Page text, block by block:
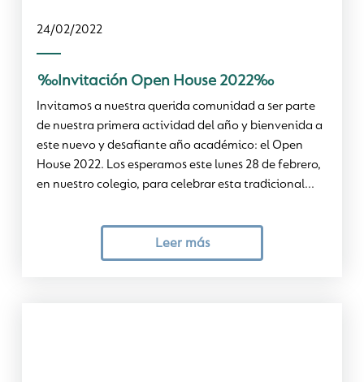
24/02/2022
‰Invitación Open House 2022‰
Invitamos a nuestra querida comunidad a ser parte
de nuestra primera actividad del año y bienvenida a
este nuevo y desafiante año académico: el Open
House 2022. Los esperamos este lunes 28 de febrero,
en nuestro colegio, para celebrar esta tradicional...
Leer más